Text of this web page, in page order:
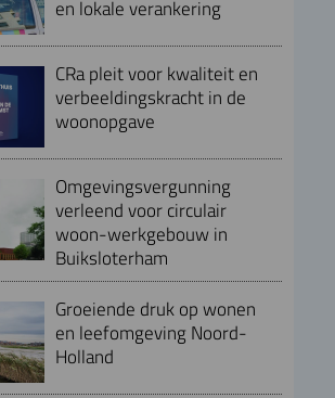
en lokale verankering
CRa pleit voor kwaliteit en
verbeeldingskracht in de
woonopgave
Omgevingsvergunning
verleend voor circulair
woon-werkgebouw in
Buiksloterham
Groeiende druk op wonen
en leefomgeving Noord-
Holland